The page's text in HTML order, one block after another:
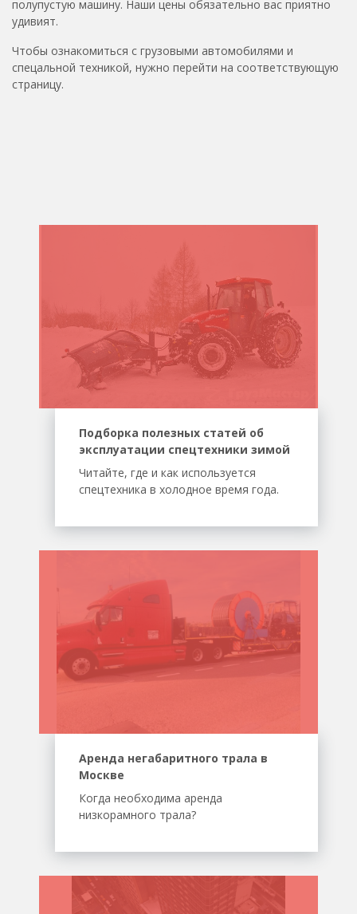
полупустую машину. Наши цены обязательно вас приятно
удивият.
Чтобы ознакомиться с грузовыми автомобилями и
спецальной техникой, нужно перейти на соответствующую
страницу.
Подборка полезных статей об
эксплуатации спецтехники зимой
Читайте, где и как используется
спецтехника в холодное время года.
Аренда негабаритного трала в
Москве
Когда необходима аренда
низкорамного трала?